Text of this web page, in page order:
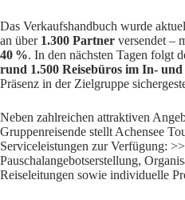
Das Verkaufshandbuch wurde
an über 1.300 Partner versendet –
40 %. In den nächsten Tagen folgt
rund 1.500 Reisebüros im In-
Präsenz in der Zielgruppe
Neben zahlreichen attraktiven
Gruppenreisende stellt Achensee
Serviceleistungen zur Verfügung:
Pauschalangebotserstellung,
Reiseleitungen sowie individuelle